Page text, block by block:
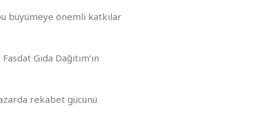
büyümeye önemli katkılar
Gıda Dağıtım’ın
rekabet gücünü